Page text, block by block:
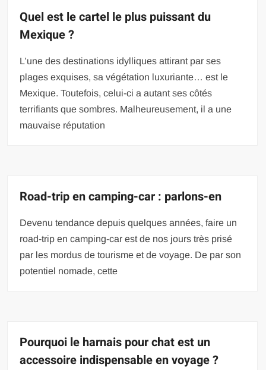
Quel est le cartel le plus puissant du
Mexique ?
L’une des destinations idylliques attirant par ses
plages exquises, sa végétation luxuriante… est le
Mexique. Toutefois, celui-ci a autant ses côtés
terrifiants que sombres. Malheureusement, il a une
mauvaise réputation
Road-trip en camping-car : parlons-en
Devenu tendance depuis quelques années, faire un
road-trip en camping-car est de nos jours très prisé
par les mordus de tourisme et de voyage. De par son
potentiel nomade, cette
Pourquoi le harnais pour chat est un
accessoire indispensable en voyage ?